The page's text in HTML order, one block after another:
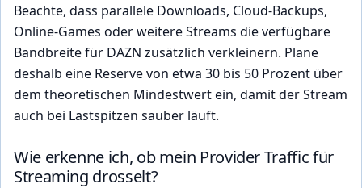
Beachte, dass parallele Downloads, Cloud-Backups,
Online-Games oder weitere Streams die verfügbare
Bandbreite für DAZN zusätzlich verkleinern. Plane
deshalb eine Reserve von etwa 30 bis 50 Prozent über
dem theoretischen Mindestwert ein, damit der Stream
auch bei Lastspitzen sauber läuft.
Wie erkenne ich, ob mein Provider Traffic für
Streaming drosselt?